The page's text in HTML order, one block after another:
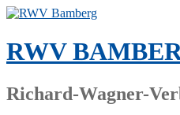
Zum
springen
RWV
Richard-Wagner-